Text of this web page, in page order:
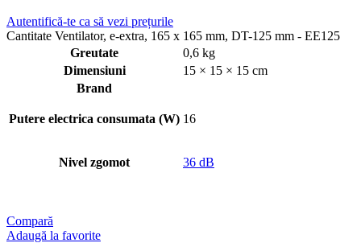
Autentifică-te ca să vezi prețurile
Cantitate Ventilator, e-extra, 165 x 165 mm, DT-125 mm - EE125
Greutate
0,6 kg
Dimensiuni
15 × 15 × 15 cm
Brand
Putere electrica consumata (W) 16
Nivel zgomot 36 dB
Compară
Adaugă la favorite